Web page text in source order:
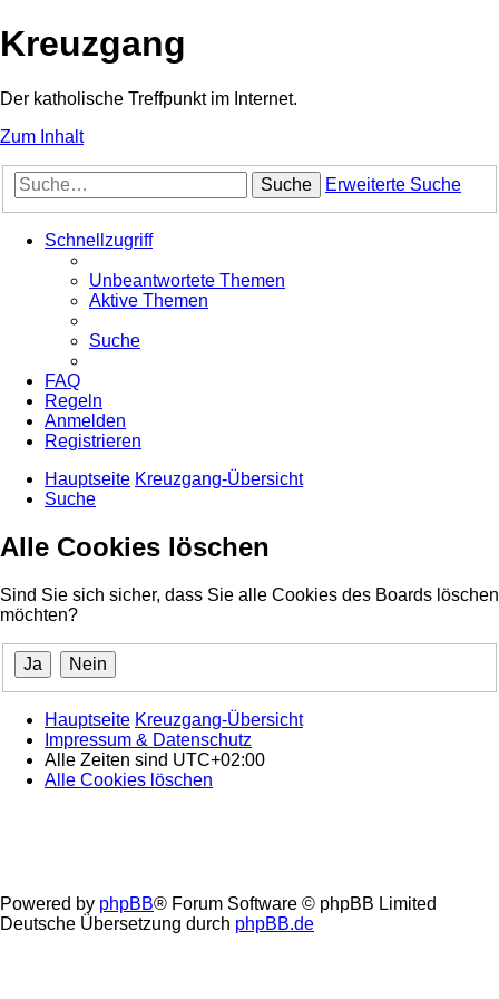
Kreuzgang
Der katholische Treffpunkt im Internet.
Zum Inhalt
Suche Erweiterte Suche
Schnellzugriff
Unbeantwortete Themen
Aktive Themen
Suche
FAQ
Regeln
Anmelden
Registrieren
Hauptseite Kreuzgang-Übersicht
Suche
Alle Cookies löschen
Sind Sie sich sicher, dass Sie alle Cookies des Boards löschen
möchten?
Hauptseite Kreuzgang-Übersicht
Impressum & Datenschutz
Alle Zeiten sind UTC+02:00
Alle Cookies löschen
Powered by phpBB® Forum Software © phpBB Limited
Deutsche Übersetzung durch phpBB.de